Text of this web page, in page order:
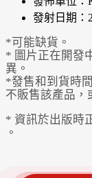
發射日期：
*可能缺貨。
* 圖片正在開發
異。
*發售和到貨時
不販售該產品，
* 資訊於出版時
。